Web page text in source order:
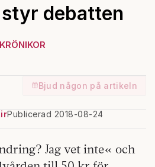
debatten
KRÖNIKOR
Bjud någon på artikeln
Publicerad 2018-08-24
Jag vet inte« och